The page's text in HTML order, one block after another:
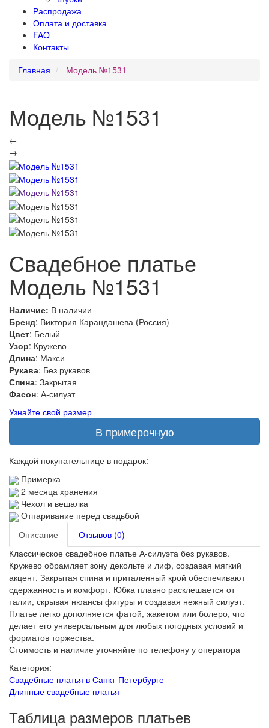
Распродажа
Оплата и доставка
FAQ
Контакты
Главная
Модель №1531
Модель №1531
←
→
Свадебное платье
Модель №1531
Наличие: В наличии
Бренд: Виктория Карандашева (Россия)
Цвет: Белый
Узор: Кружево
Длина: Макси
Рукава: Без рукавов
Спина: Закрытая
Фасон: А-силуэт
Узнайте свой размер
В примерочную
Каждой покупательнице в подарок:
Примерка
2 месяца хранения
Чехол и вешалка
Отпаривание перед свадьбой
Описание
Отзывов (0)
Классическое свадебное платье А-силуэта без рукавов.
Кружево обрамляет зону декольте и лиф, создавая мягкий
акцент. Закрытая спина и приталенный крой обеспечивают
сдержанность и комфорт. Юбка плавно расклешается от
талии, скрывая нюансы фигуры и создавая нежный силуэт.
Платье легко дополняется фатой, жакетом или болеро, что
делает его универсальным для любых погодных условий и
форматов торжества.
Стоимость и наличие уточняйте по телефону у оператора
Категория:
Свадебные платья в Санкт-Петербурге
Длинные свадебные платья
Таблица размеров платьев